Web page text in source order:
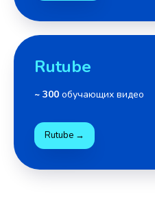
Rutube
~ 300 обучающих видео
Rutube →